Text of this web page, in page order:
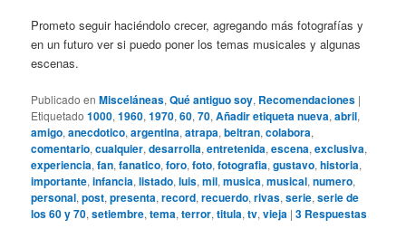
Prometo seguir haciéndolo crecer, agregando más fotografías y
en un futuro ver si puedo poner los temas musicales y algunas
escenas.
Publicado en Misceláneas,Qué antiguo soy, Recomendaciones |
Etiquetado 1000,1960,1970,60,70,Añadir etiqueta nueva,abril,
amigo,anecdotico,argentina,atrapa,beltran,colabora,
comentario,cualquier,desarrolla,entretenida,escena,exclusiva,
experiencia,fan,fanatico,foro,foto,fotografia,gustavo,historia,
importante,infancia,listado,luis,mil,musica,musical,numero,
personal,post,presenta,record,recuerdo,rivas,serie,serie de
los 60 y 70,setiembre,tema,terror,titula,tv,vieja |3 Respuestas